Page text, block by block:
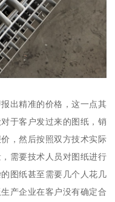
出精准的价格，这一点其
于客户发过来的图纸，销
，然后按照双方技术实际
需要技术人员对图纸进行
图纸甚至需要几个人花几
产企业在客户没有确定合